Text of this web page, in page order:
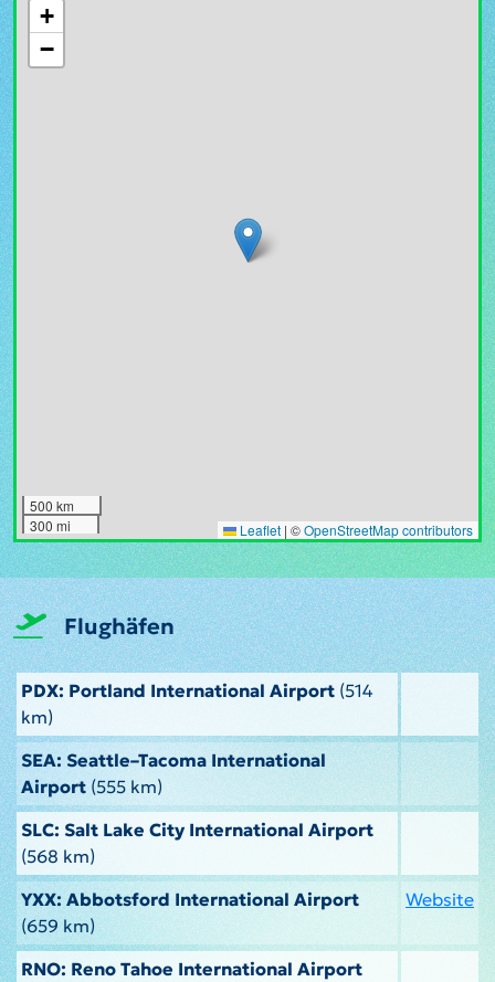
+
−
500 km
300 mi
Leaflet | ©OpenStreetMap contributors
Flughäfen
PDX: Portland International Airport (514
km)
SEA: Seattle–Tacoma International
Airport(555 km)
SLC: Salt Lake City International Airport
(568 km)
YXX: Abbotsford International Airport
(659 km)
Website
RNO: Reno Tahoe International Airport